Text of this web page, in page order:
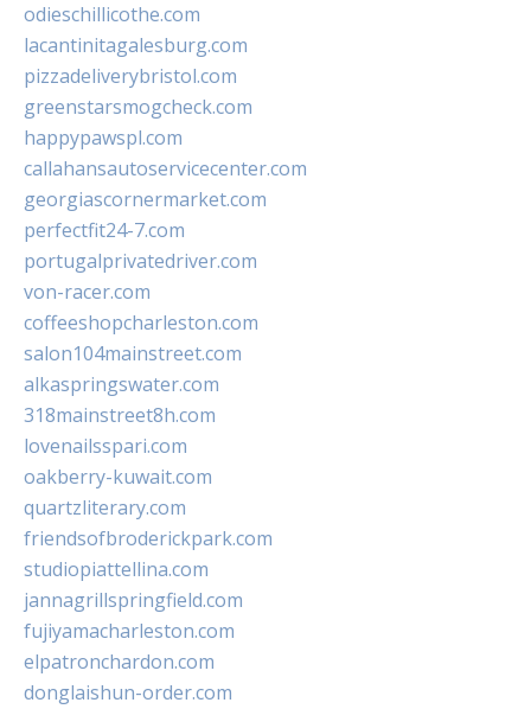
odieschillicothe.com
lacantinitagalesburg.com
pizzadeliverybristol.com
greenstarsmogcheck.com
happypawspl.com
callahansautoservicecenter.com
georgiascornermarket.com
perfectfit24-7.com
portugalprivatedriver.com
von-racer.com
coffeeshopcharleston.com
salon104mainstreet.com
alkaspringswater.com
318mainstreet8h.com
lovenailsspari.com
oakberry-kuwait.com
quartzliterary.com
friendsofbroderickpark.com
studiopiattellina.com
jannagrillspringfield.com
fujiyamacharleston.com
elpatronchardon.com
donglaishun-order.com